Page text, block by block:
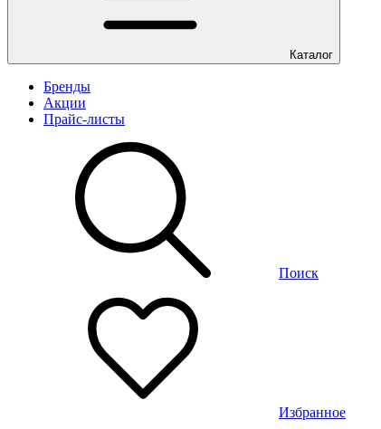
Каталог
Бренды
Акции
Прайс-листы
Поиск
Избранное